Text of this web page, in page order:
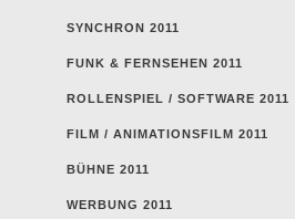
SYNCHRON 2011
FUNK & FERNSEHEN 2011
ROLLENSPIEL / SOFTWARE 2011
FILM / ANIMATIONSFILM 2011
BÜHNE 2011
WERBUNG 2011